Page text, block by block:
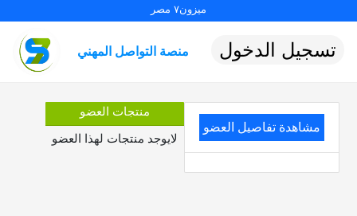
ميزون٧ مصر
منصة التواصل المهني تسجيل الدخول
مشاهدة تفاصيل العضو
منتجات العضو
لايوجد منتجات لهذا العضو